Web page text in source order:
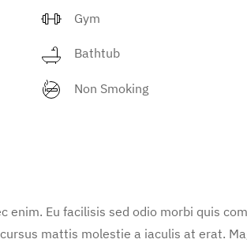
Gym
Bathtub
Non Smoking
enim. Eu facilisis sed odio morbi quis
mattis molestie a iaculis at erat.